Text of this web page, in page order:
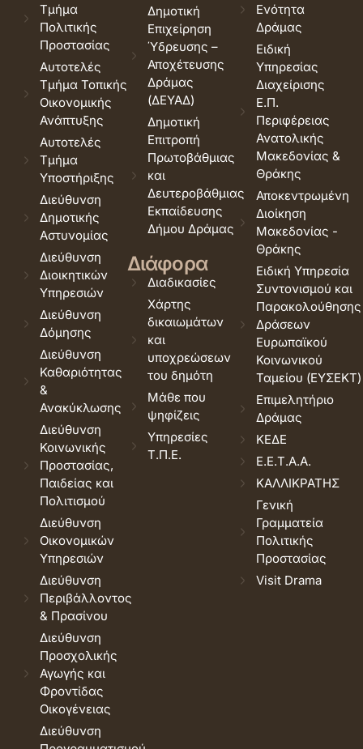
Τμήμα
Πολιτικής
Προστασίας
Αυτοτελές
Τμήμα Τοπικής
Οικονομικής
Ανάπτυξης
Αυτοτελές
Τμήμα
Υποστήριξης
Διεύθυνση
Δημοτικής
Αστυνομίας
Διεύθυνση
Διοικητικών
Υπηρεσιών
Διεύθυνση
Δόμησης
Διεύθυνση
Καθαριότητας
&
Ανακύκλωσης
Διεύθυνση
Κοινωνικής
Προστασίας,
Παιδείας και
Πολιτισμού
Διεύθυνση
Οικονομικών
Υπηρεσιών
Διεύθυνση
Περιβάλλοντος
& Πρασίνου
Διεύθυνση
Προσχολικής
Αγωγής και
Φροντίδας
Οικογένειας
Διεύθυνση
Δημοτική
Επιχείρηση
Ύδρευσης –
Αποχέτευσης
Δράμας
(ΔΕΥΑΔ)
Δημοτική
Επιτροπή
Πρωτοβάθμιας
και
Δευτεροβάθμιας
Εκπαίδευσης
Δήμου Δράμας
Διάφορα
Διαδικασίες
Χάρτης
δικαιωμάτων
και
υποχρεώσεων
του δημότη
Μάθε που
ψηφίζεις
Υπηρεσίες
Τ.Π.Ε.
Ενότητα
Δράμας
Ειδική
Υπηρεσίας
Διαχείρισης
Ε.Π.
Περιφέρειας
Ανατολικής
Μακεδονίας &
Θράκης
Αποκεντρωμένη
Διοίκηση
Μακεδονίας -
Θράκης
Ειδική Υπηρεσία
Συντονισμού και
Παρακολούθησης
Δράσεων
Ευρωπαϊκού
Κοινωνικού
Ταμείου (ΕΥΣΕΚΤ)
Επιμελητήριο
Δράμας
ΚΕΔΕ
Ε.Ε.Τ.Α.Α.
ΚΑΛΛΙΚΡΑΤΗΣ
Γενική
Γραμματεία
Πολιτικής
Προστασίας
Visit Drama